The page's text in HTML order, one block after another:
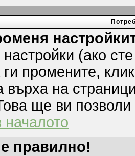
(ако
промените,
на
ще ви позволи
началото
правилно!